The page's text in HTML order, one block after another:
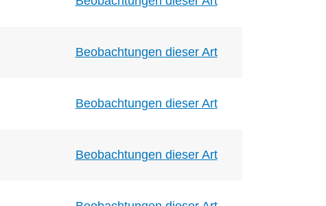
Beobachtungen dieser Art
Beobachtungen dieser Art
Beobachtungen dieser Art